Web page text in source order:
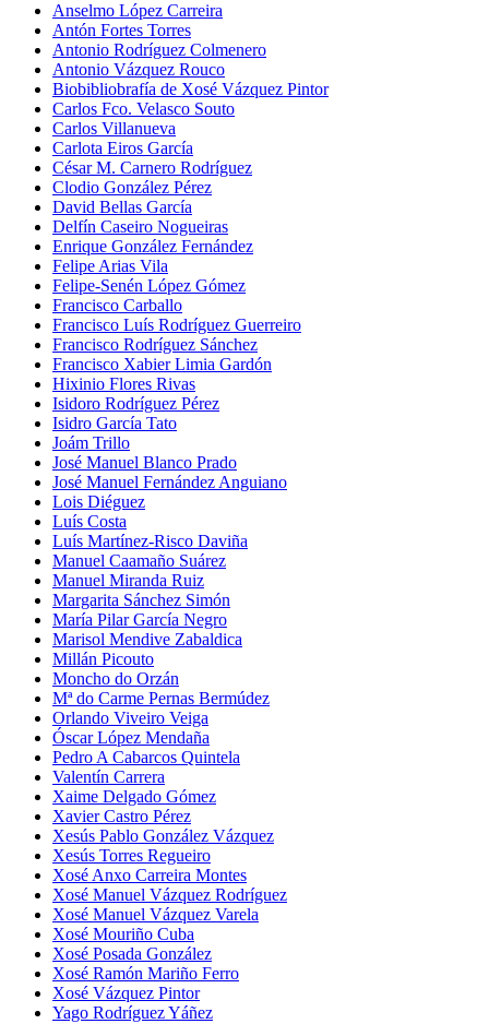
Anselmo López Carreira
Antón Fortes Torres
Antonio Rodríguez Colmenero
Antonio Vázquez Rouco
Biobibliobrafía de Xosé Vázquez Pintor
Carlos Fco. Velasco Souto
Carlos Villanueva
Carlota Eiros García
César M. Carnero Rodríguez
Clodio González Pérez
David Bellas García
Delfín Caseiro Nogueiras
Enrique González Fernández
Felipe Arias Vila
Felipe-Senén López Gómez
Francisco Carballo
Francisco Luís Rodríguez Guerreiro
Francisco Rodríguez Sánchez
Francisco Xabier Limia Gardón
Hixinio Flores Rivas
Isidoro Rodríguez Pérez
Isidro García Tato
Joám Trillo
José Manuel Blanco Prado
José Manuel Fernández Anguiano
Lois Diéguez
Luís Costa
Luís Martínez-Risco Daviña
Manuel Caamaño Suárez
Manuel Miranda Ruiz
Margarita Sánchez Simón
María Pilar García Negro
Marisol Mendive Zabaldica
Millán Picouto
Moncho do Orzán
Mª do Carme Pernas Bermúdez
Orlando Viveiro Veiga
Óscar López Mendaña
Pedro A Cabarcos Quintela
Valentín Carrera
Xaime Delgado Gómez
Xavier Castro Pérez
Xesús Pablo González Vázquez
Xesús Torres Regueiro
Xosé Anxo Carreira Montes
Xosé Manuel Vázquez Rodríguez
Xosé Manuel Vázquez Varela
Xosé Mouriño Cuba
Xosé Posada González
Xosé Ramón Mariño Ferro
Xosé Vázquez Pintor
Yago Rodríguez Yáñez